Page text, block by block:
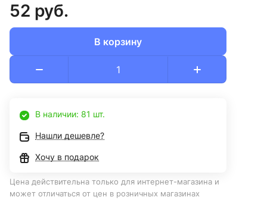
52 руб.
В корзину
В наличии: 81 шт.
Нашли дешевле?
Хочу в подарок
Цена действительна только для интернет-магазина и
может отличаться от цен в розничных магазинах